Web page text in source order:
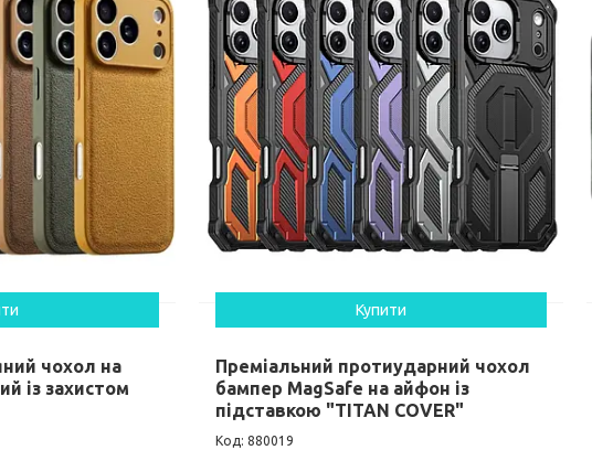
чохол на
із захистом
Купити
Преміальний протиударний чохол
бампер MagSafe на айфон із
підставкою "TITAN COVER"
880019